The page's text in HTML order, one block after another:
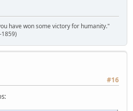
have won some victory for humanity."
#16